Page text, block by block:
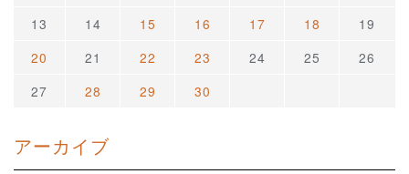
13
14 15 16 17 18
19
20
21 22 23 24 25
26
27
28 29 30
アーカイブ